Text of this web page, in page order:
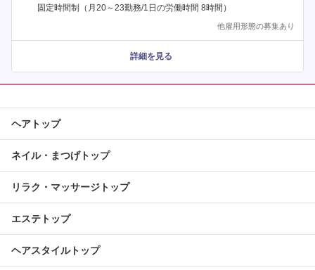
固定時間制（月20～23勤務/1日の労働時間 8時間）
他雇用形態の募集あり
詳細を見る
ヘアトップ
ネイル・まつげトップ
リラク・マッサージトップ
エステトップ
ヘアスタイルトップ